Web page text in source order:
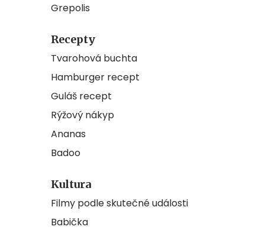
Grepolis
Recepty
Tvarohová buchta
Hamburger recept
Guláš recept
Rýžový nákyp
Ananas
Badoo
Kultura
Filmy podle skutečné události
Babička